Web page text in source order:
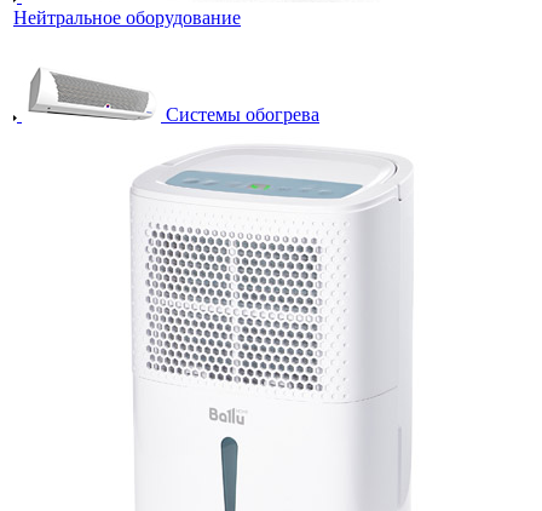
Нейтральное оборудование
Системы обогрева